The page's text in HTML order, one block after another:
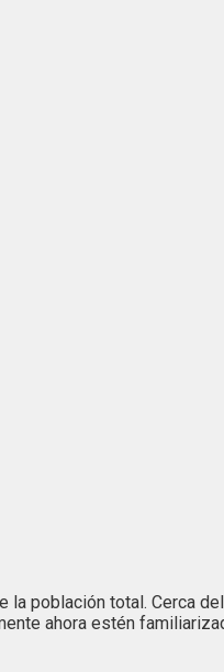
población total. Cerca
ahora estén